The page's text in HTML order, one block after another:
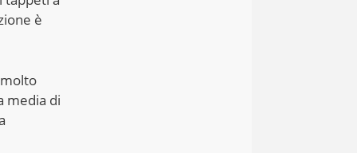
è
media di